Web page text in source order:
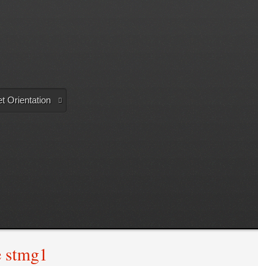
Orientation
stmg1